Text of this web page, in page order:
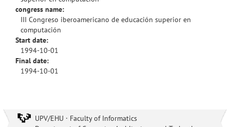
congress name:
III Congreso iberoamericano de educación superior en
computación
Start date:
1994-10-01
Final date:
1994-10-01
UPV/EHU · Faculty of Informatics